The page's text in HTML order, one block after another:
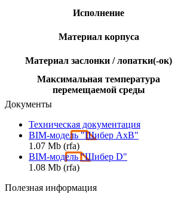
Исполнение
Материал корпуса
Материал заслонки / лопатки(-ок)
Максимальная температура
перемещаемой среды
Документы
Техническая документация
BIM-модель "Шибер AxB"
1.07 Mb (rfa)
BIM-модель "Шибер D"
1.08 Mb (rfa)
Полезная информация